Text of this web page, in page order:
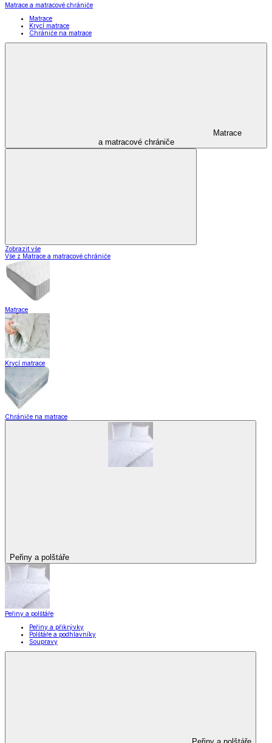
Matrace a matracové chrániče
Matrace
Krycí matrace
Chrániče na matrace
Matrace
a matracové chrániče
Zobrazit vše
Vše z Matrace a matracové chrániče
Matrace
Krycí matrace
Chrániče na matrace
Peřiny a polštáře
Peřiny a polštáře
Peřiny a přikrývky
Polštáře a podhlavníky
Soupravy